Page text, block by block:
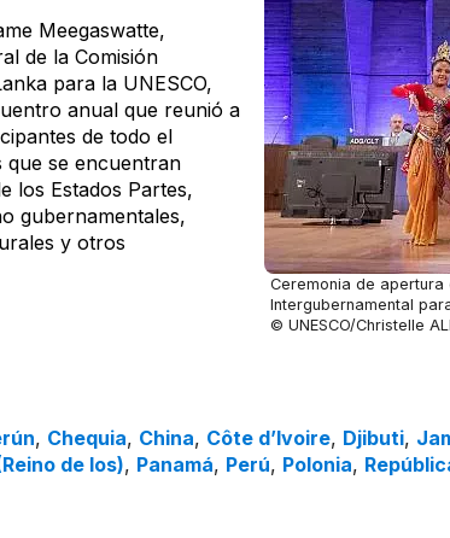
Ceremonia de
Intergubernamental
© UNESCO/Christelle
Meegaswatte,
de la Comisión
para la UNESCO,
anual que reunió a
de todo el
que se encuentran
los Estados Partes,
gubernamentales,
y otros
, Chequia, China, Côte d’Ivoire, Djibuti,
de los), Panamá, Perú, Polonia,